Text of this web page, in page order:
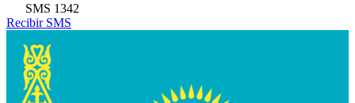
SMS 1342
Recibir SMS